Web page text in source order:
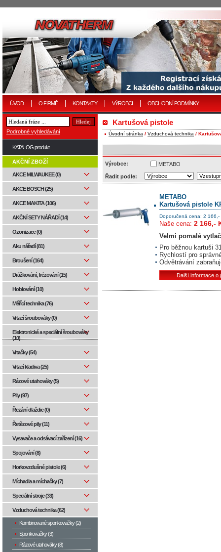
ÚVOD O FIRMĚ KONTAKTY VÝROBCI OBCHODNÍ PODMÍNKY
Kartušová pistole
Úvodní stránka / Vzduchová technika /
Výrobce: METABO
Řadit podle:
METABO
Kartušová pistole
Doporučená cena: 2 166,-
Naše cena: 2 166,-
Velmi pomalé
Pro běžnou kartuši
Rychlostí pro
Odvětrávání
Další informace o
Podrobné vyhledávání
KATALOG produkt
AKČNÍ ZBOŽÍ
AKCE MILWAUKEE (0)
AKCE BOSCH (25)
AKCE MAKITA (106)
AKČNÍ SETY NÁŘADÍ (14)
Ozonizace (0)
Aku nářadí (81)
Broušení (164)
Drážkování, frézování (15)
Hoblování (10)
Měřící technika (76)
Vrtací šroubováky (0)
Elektronické a speciální šroubováky
(10)
Vrtačky (54)
Vrtací kladiva (25)
Rázové utahováky (5)
Pily (97)
Řezání dlaždic (0)
Řetězové pily (11)
Vysavače a odsávací zařízení (16)
Spojování (8)
Horkovzdušné pistole (6)
Míchadla a míchačky (7)
Speciální stroje (33)
Vzduchová technika (62)
Kombinované sponkovačky (2)
Sponkovačky (3)
Rázové utahováky (8)